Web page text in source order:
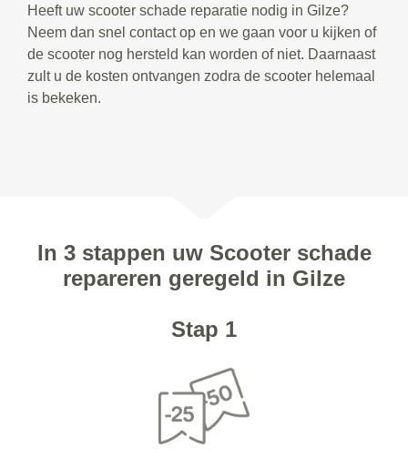
Heeft uw scooter schade reparatie nodig in Gilze?
Neem dan snel contact op en we gaan voor u kijken of
de scooter nog hersteld kan worden of niet. Daarnaast
zult u de kosten ontvangen zodra de scooter helemaal
is bekeken.
In 3 stappen uw Scooter schade
repareren geregeld in Gilze
Stap 1